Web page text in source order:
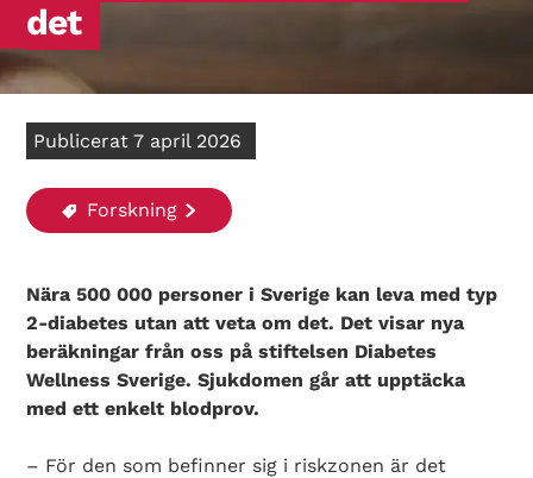
det
Publicerat 7 april 2026
Forskning
Nära 500 000 personer i Sverige kan leva med typ
2-diabetes utan att veta om det. Det visar nya
beräkningar från oss på stiftelsen Diabetes
Wellness Sverige. Sjukdomen går att upptäcka
med ett enkelt blodprov.
– För den som befinner sig i riskzonen är det